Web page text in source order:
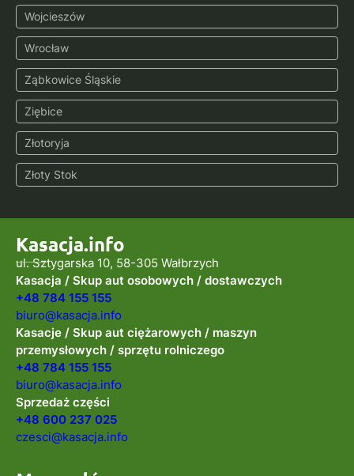
Wojcieszów
Wrocław
Ząbkowice Śląskie
Ziębice
Złotoryja
Złoty Stok
Kasacja.info
ul. Sztygarska 10, 58-305 Wałbrzych
Kasacja / Skup aut osobowych / dostawczych
+48 784 155 155
biuro@kasacja.info
Kasacje / Skup aut ciężarowych / maszyn
przemysłowych / sprzętu rolniczego
+48 784 155 155
biuro@kasacja.info
Sprzedaż części
+48 600 237 025
czesci@kasacja.info